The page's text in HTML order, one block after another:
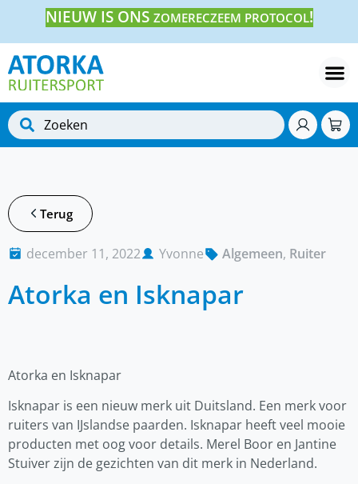
NIEUW IS ONS ZOMERECZEEM PROTOCOL!
Terug
december 11, 2022 Yvonne Algemeen, Ruiter
Atorka en Isknapar
Atorka en Isknapar
Isknapar is een nieuw merk uit Duitsland. Een merk voor
ruiters van IJslandse paarden. Isknapar heeft veel mooie
producten met oog voor details. Merel Boor en Jantine
Stuiver zijn de gezichten van dit merk in Nederland.